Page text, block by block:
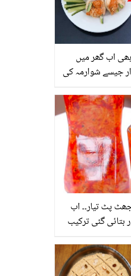
اب گھر میں
جیسے شوارمہ کی
پٹ تیار۔۔ اب
بتائی گئی ترکیب